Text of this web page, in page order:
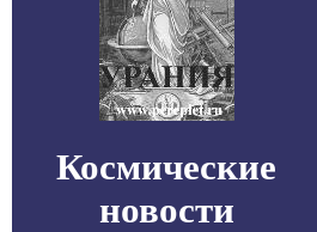
Космические
новости